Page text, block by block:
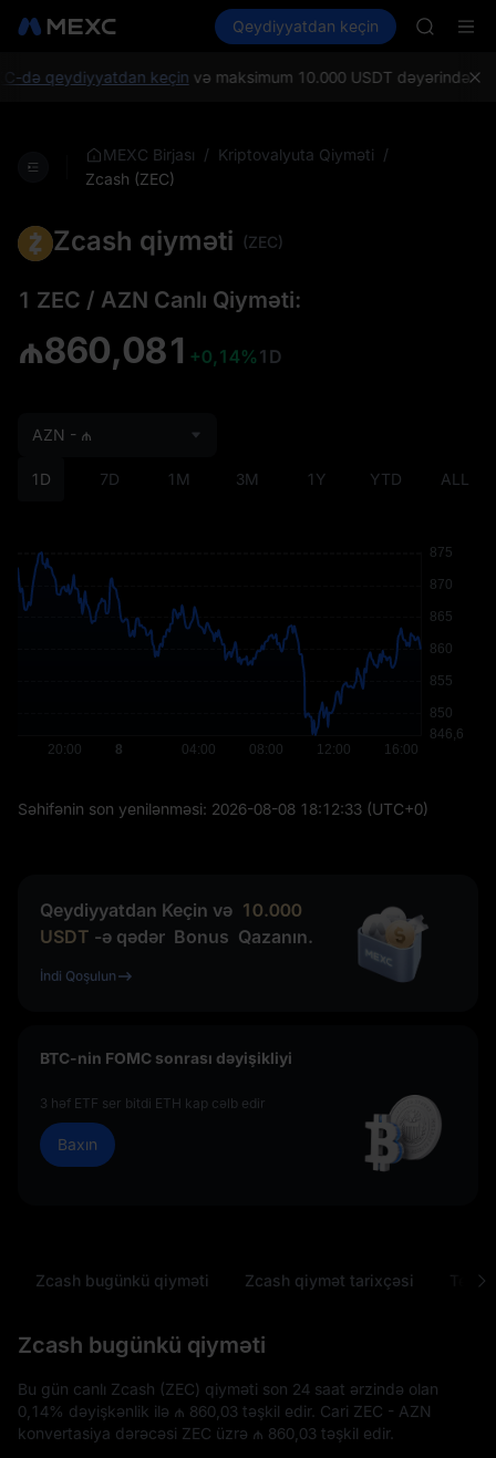
Bazarlar Spot Futures SPCX
Qeydiyyatdan keçin
AAOI
də qeydiyyatdan keçinvə maksimum 10.000 USDT dəyərində
MEXC Birjası / Kriptovalyuta Qiyməti /
Zcash (ZEC)
Zcash qiyməti (ZEC)
1 ZEC / AZN Canlı Qiyməti:
₼860,081 +0,14% 1D
1D 7D 1M 3M 1Y YTD ALL
AZN - ₼
Səhifənin son yenilənməsi: 2026-08-08 18:12:33 (UTC+0)
Qeydiyyatdan Keçin və 10.000
USDT -ə qədər Bonus Qazanın.
İndi Qoşulun
BTC-nin FOMC sonrası dəyişikliyi
3 həf ETF ser bitdi ETH kap cəlb edir
Baxın
Zcash bugünkü qiyməti Zcash qiymət tarixçəsi Tez-
Zcash bugünkü qiyməti
Bu gün canlı Zcash (ZEC) qiyməti son 24 saat ərzində olan
0,14% dəyişkənlik ilə ₼ 860,03 təşkil edir. Cari ZEC - AZN
konvertasiya dərəcəsi ZEC üzrə ₼ 860,03 təşkil edir.